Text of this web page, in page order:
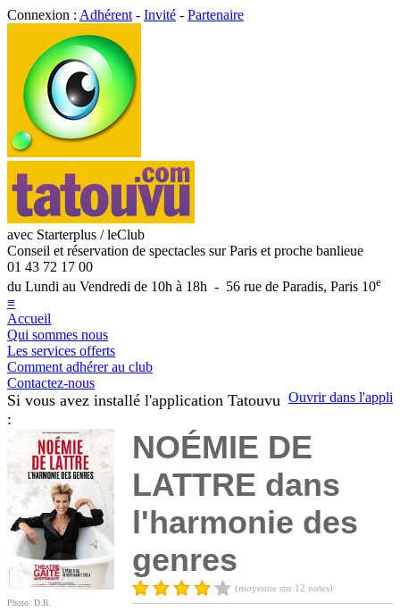
Connexion : Adhérent - Invité - Partenaire
avec Starterplus / leClub
Conseil et réservation de spectacles sur Paris et proche banlieue
01 43 72 17 00
du Lundi au Vendredi de 10h à 18h - 56 rue de Paradis, Paris 10e
≡
Accueil
Qui sommes nous
Les services offerts
Comment adhérer au club
Contactez-nous
Ouvrir dans l'appli
Si vous avez installé l'application Tatouvu
:
Photo: D.R.
NOÉMIE DE
LATTRE dans
l'harmonie des
genres
(moyenne sur 12 notes)